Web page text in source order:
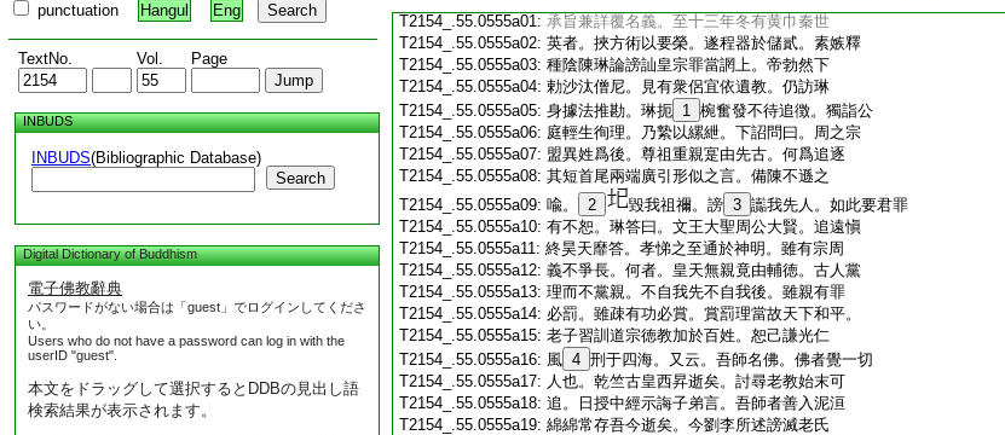
punctuation Hangul Eng
TextNo. Vol. Page
INBUDS
INBUDS(Bibliographic Database)
Search
Digital Dictionary of Buddhism
電子佛教辭典
パスワードがない場合は「guest」でログインしてくださ
い。
Users who do not have a password can log in with the
userID "guest".
本文をドラッグして選択するとDDBの見出し語
検索結果が表示されます。
T2154_.55.0555a01: 承旨兼詳覆名義。至十三年冬有黄巾秦世
T2154_.55.0555a02: 英者。挾方術以要榮。遂程器於儲貳。素嫉釋
T2154_.55.0555a03: 種陰陳琳論謗訕皇宗罪當誷上。帝勃然下
T2154_.55.0555a04: 勅沙汰僧尼。見有衆侶宜依遺教。仍訪琳
T2154_.55.0555a05: 身據法推勘。琳扼 1 椀奮發不待追徴。獨詣公
T2154_.55.0555a06: 庭輕生徇理。乃縶以縲紲。下詔問曰。周之宗
T2154_.55.0555a07: 盟異姓爲後。尊祖重親寔由先古。何爲追逐
T2154_.55.0555a08: 其短首尾兩端廣引形似之言。備陳不遜之
T2154_.55.0555a09: 喩。 2 毀我祖禰。謗 3 讟我先人。如此要君罪
T2154_.55.0555a10: 有不恕。琳答曰。文王大聖周公大賢。追遠愼
T2154_.55.0555a11: 終昊天靡答。孝悌之至通於神明。雖有宗周
T2154_.55.0555a12: 義不爭長。何者。皇天無親竟由輔徳。古人黨
T2154_.55.0555a13: 理而不黨親。不自我先不自我後。雖親有罪
T2154_.55.0555a14: 必罰。雖疎有功必賞。賞罰理當故天下和平。
T2154_.55.0555a15: 老子習訓道宗徳教加於百姓。恕己謙光仁
T2154_.55.0555a16: 風 4 刑于四海。又云。吾師名佛。佛者覺一切
T2154_.55.0555a17: 人也。乾竺古皇西昇逝矣。討尋老教始末可
T2154_.55.0555a18: 追。日授中經示誨子弟言。吾師者善入泥洹
T2154_.55.0555a19: 綿綿常存吾今逝矣。今劉李所述謗滅老氏